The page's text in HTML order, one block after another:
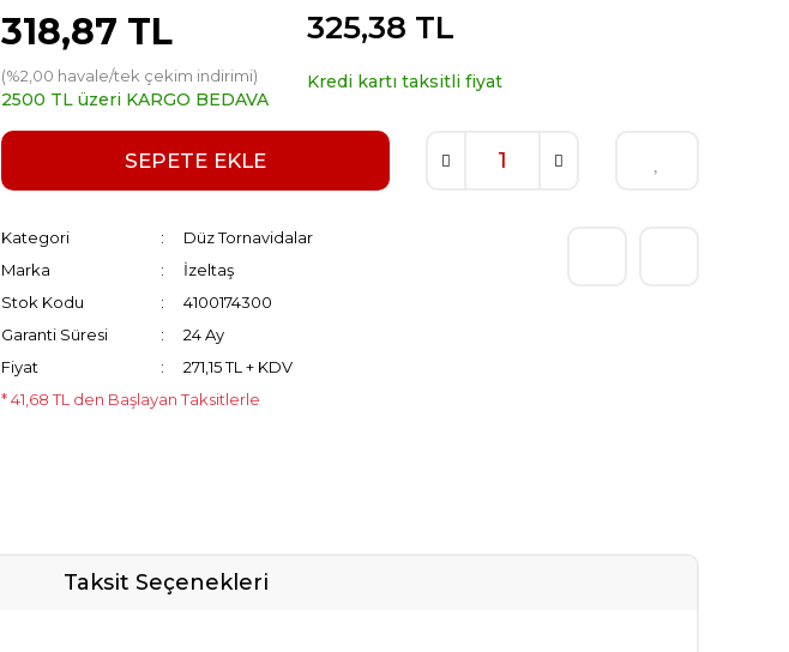
318,87 TL
(%2,00 havale/tek çekim indirimi)
2500 TL üzeri KARGO BEDAVA
325,38 TL
Kredi kartı taksitli fiyat
SEPETE EKLE
Kategori
Düz Tornavidalar
Marka
İzeltaş
Stok Kodu
4100174300
Garanti Süresi
24 Ay
Fiyat
271,15 TL + KDV
* 41,68 TL den Başlayan Taksitlerle
Taksit Seçenekleri